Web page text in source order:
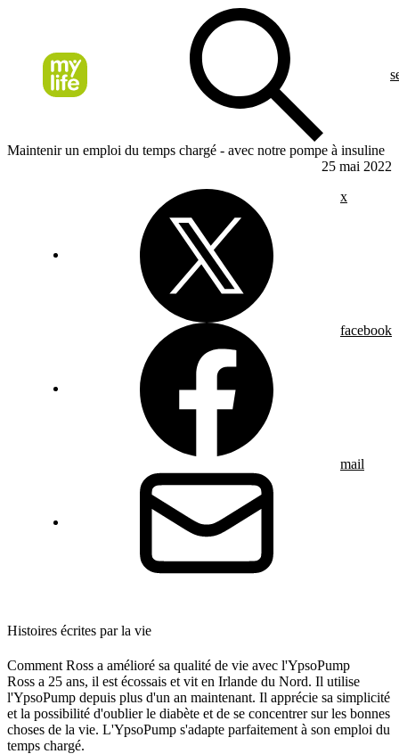
Maintenir un emploi du temps chargé - avec notre pompe à insuline
25 mai 2022
x
facebook
mail
Histoires écrites par la vie
Comment Ross a amélioré sa qualité de vie avec l'YpsoPump
Ross a 25 ans, il est écossais et vit en Irlande du Nord. Il utilise
l'YpsoPump depuis plus d'un an maintenant. Il apprécie sa simplicité
et la possibilité d'oublier le diabète et de se concentrer sur les bonnes
choses de la vie. L'YpsoPump s'adapte parfaitement à son emploi du
temps chargé.